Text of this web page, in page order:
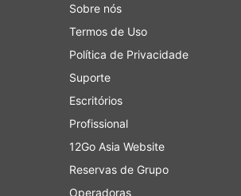
Se você estiver
executiva em um
vantagens para que
Contras de Viagens
Terminais de ônibus
de rodovias maiores
isso pode criar
problema, já que
Sobre nós
Termos de Uso
Política de Privacidade
Suporte
Escritórios
Profissional
12Go Asia Website
Reservas de Grupo
Operadoras